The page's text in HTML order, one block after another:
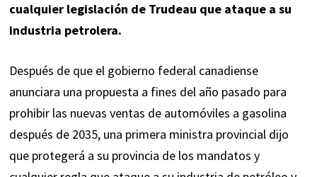
cualquier legislación de Trudeau que ataque a su
industria petrolera.
Después de que el gobierno federal canadiense
anunciara una propuesta a fines del año pasado para
prohibir las nuevas ventas de automóviles a gasolina
después de 2035, una primera ministra provincial dijo
que protegerá a su provincia de los mandatos y